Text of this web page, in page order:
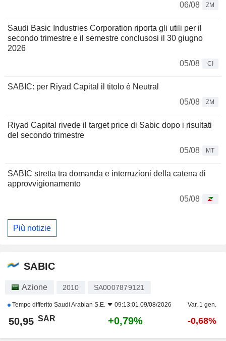
06/08
ZM
Saudi Basic Industries Corporation riporta gli utili per il
secondo trimestre e il semestre conclusosi il 30 giugno
2026
05/08
CI
SABIC: per Riyad Capital il titolo è Neutral
05/08
ZM
Riyad Capital rivede il target price di Sabic dopo i risultati
del secondo trimestre
05/08
MT
SABIC stretta tra domanda e interruzioni della catena di
approvvigionamento
05/08
Più notizie
SABIC
Azione 2010 SA0007879121
Tempo differito Saudi Arabian S.E. 09:13:01 09/08/2026 Var. 1 gen.
50,95 SAR +0,79% -0,68%